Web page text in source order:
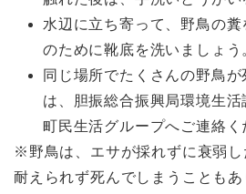
水辺に立ち寄って、野鳥の
のために靴底を洗いましょう
同じ場所でたくさんの野鳥
は、胆振総合振興局環境生
町民生活グループへご連絡く
※野鳥は、エサが採れずに衰弱し
耐えられず死んでしまうことも